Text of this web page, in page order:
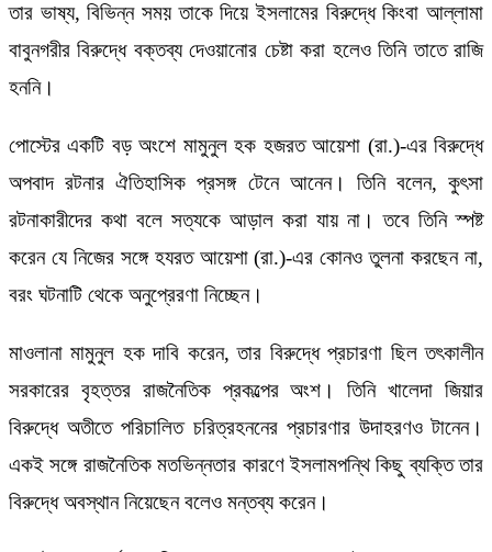
তার ভাষ্য, বিভিন্ন সময় তাকে দিয়ে ইসলামের বিরুদ্ধে কিংবা আল্লামা
বাবুনগরীর বিরুদ্ধে বক্তব্য দেওয়ানোর চেষ্টা করা হলেও তিনি তাতে রাজি
হননি।
পোস্টের একটি বড় অংশে মামুনুল হক হজরত আয়েশা (রা.)-এর বিরুদ্ধে
অপবাদ রটনার ঐতিহাসিক প্রসঙ্গ টেনে আনেন। তিনি বলেন, কুৎসা
রটনাকারীদের কথা বলে সত্যকে আড়াল করা যায় না। তবে তিনি স্পষ্ট
করেন যে নিজের সঙ্গে হযরত আয়েশা (রা.)-এর কোনও তুলনা করছেন না,
বরং ঘটনাটি থেকে অনুপ্রেরণা নিচ্ছেন।
মাওলানা মামুনুল হক দাবি করেন, তার বিরুদ্ধে প্রচারণা ছিল তৎকালীন
সরকারের বৃহত্তর রাজনৈতিক প্রকল্পের অংশ। তিনি খালেদা জিয়ার
বিরুদ্ধে অতীতে পরিচালিত চরিত্রহননের প্রচারণার উদাহরণও টানেন।
একই সঙ্গে রাজনৈতিক মতভিন্নতার কারণে ইসলামপন্থি কিছু ব্যক্তি তার
বিরুদ্ধে অবস্থান নিয়েছেন বলেও মন্তব্য করেন।